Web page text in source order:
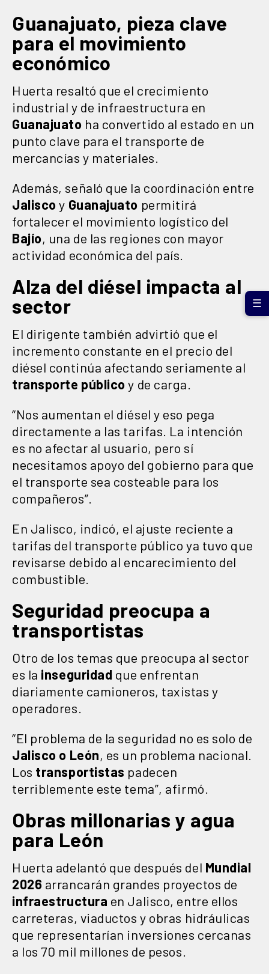
Guanajuato, pieza clave
para el movimiento
económico
Huerta resaltó que el crecimiento
industrial y de infraestructura en
Guanajuato ha convertido al estado en un
punto clave para el transporte de
mercancías y materiales.
Además, señaló que la coordinación entre
Jalisco y Guanajuato permitirá
fortalecer el movimiento logístico del
Bajío, una de las regiones con mayor
actividad económica del país.
Alza del diésel impacta al
sector
El dirigente también advirtió que el
incremento constante en el precio del
diésel continúa afectando seriamente al
transporte público y de carga.
“Nos aumentan el diésel y eso pega
directamente a las tarifas. La intención
es no afectar al usuario, pero sí
necesitamos apoyo del gobierno para que
el transporte sea costeable para los
compañeros”.
En Jalisco, indicó, el ajuste reciente a
tarifas del transporte público ya tuvo que
revisarse debido al encarecimiento del
combustible.
Seguridad preocupa a
transportistas
Otro de los temas que preocupa al sector
es la inseguridad que enfrentan
diariamente camioneros, taxistas y
operadores.
“El problema de la seguridad no es solo de
Jalisco o León, es un problema nacional.
Los transportistas padecen
terriblemente este tema”, afirmó.
Obras millonarias y agua
para León
Huerta adelantó que después del Mundial
2026 arrancarán grandes proyectos de
infraestructura en Jalisco, entre ellos
carreteras, viaductos y obras hidráulicas
que representarían inversiones cercanas
a los 70 mil millones de pesos.
☰